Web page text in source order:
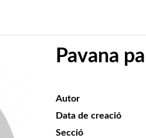
Pavana
Autor
Data de creació
Secció